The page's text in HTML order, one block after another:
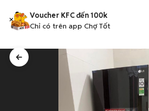
Voucher KFC đến 100k
Chỉ có trên app Chợ Tốt